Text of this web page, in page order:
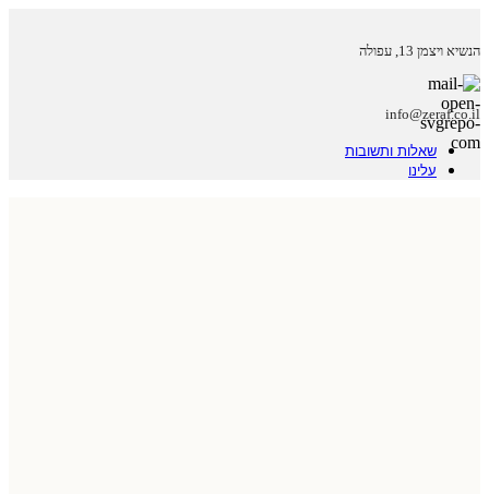
הנשיא ויצמן 13, עפולה
info@zeraf.co.il
שאלות ותשובות
עלינו